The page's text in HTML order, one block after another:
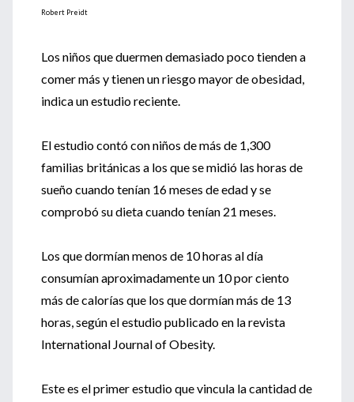
Robert Preidt
Los niños que duermen demasiado poco tienden a
comer más y tienen un riesgo mayor de obesidad,
indica un estudio reciente.
El estudio contó con niños de más de 1,300
familias británicas a los que se midió las horas de
sueño cuando tenían 16 meses de edad y se
comprobó su dieta cuando tenían 21 meses.
Los que dormían menos de 10 horas al día
consumían aproximadamente un 10 por ciento
más de calorías que los que dormían más de 13
horas, según el estudio publicado en la revista
International Journal of Obesity.
Este es el primer estudio que vincula la cantidad de